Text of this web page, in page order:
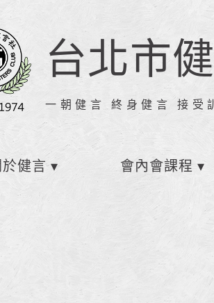
台北市
一朝健言 終身健言 接受
於健言 會內會課程